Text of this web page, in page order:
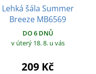
Lehká šála Summer
Breeze MB6569
DO 6 DNŮ
v úterý 18. 8. u vás
209 Kč